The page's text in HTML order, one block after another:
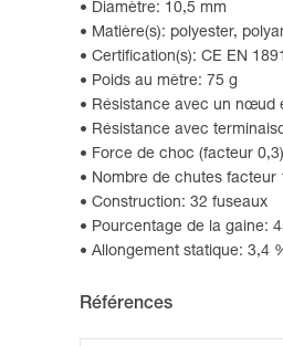
Diamètre: 10,5 mm
Matière(s): polyester,
Certification(s): CE EN
Poids au mètre: 75 g
Résistance avec un nœud
Résistance avec
Force de choc (facteur
Nombre de chutes facteur
Construction: 32 fuseaux
Pourcentage de la gaine:
Allongement statique: 3,4
Références